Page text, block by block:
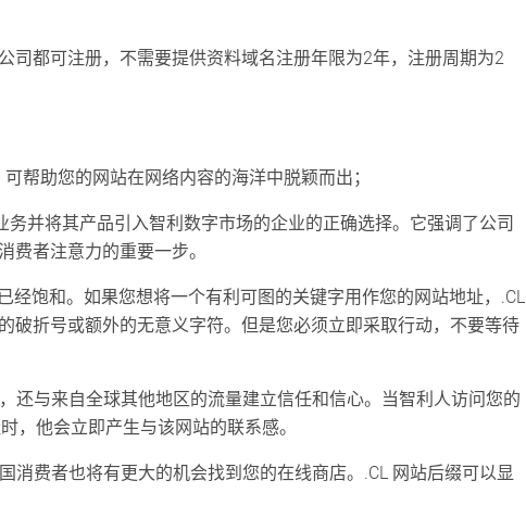
司都可注册，不需要提供资料域名注册年限为2年，注册周期为2
帮助您的网站在网络内容的海洋中脱颖而出；
务并将其产品引入智利数字市场的企业的正确选择。它强调了公司
费者注意力的重要一步。
经饱和。如果您想将一个有利可图的关键字用作您的网站地址，.CL
破折号或额外的无意义字符。但是您必须立即采取行动，不要等待
还与来自全球其他地区的流量建立信任和信心。当智利人访问您的
，他会立即产生与该网站的联系感。
消费者也将有更大的机会找到您的在线商店。.CL 网站后缀可以显